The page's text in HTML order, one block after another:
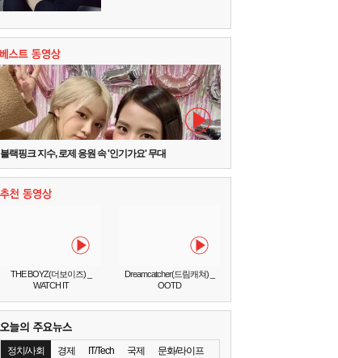
블랙핑크 지수, 로제 응원 속 '인기가요' 무대
THE BOYZ(더보이즈) _
WATCH IT
Dreamcatcher(드림캐쳐) _
OOTD
정치/사회 경제 IT/Tech 국제 문화/라이프